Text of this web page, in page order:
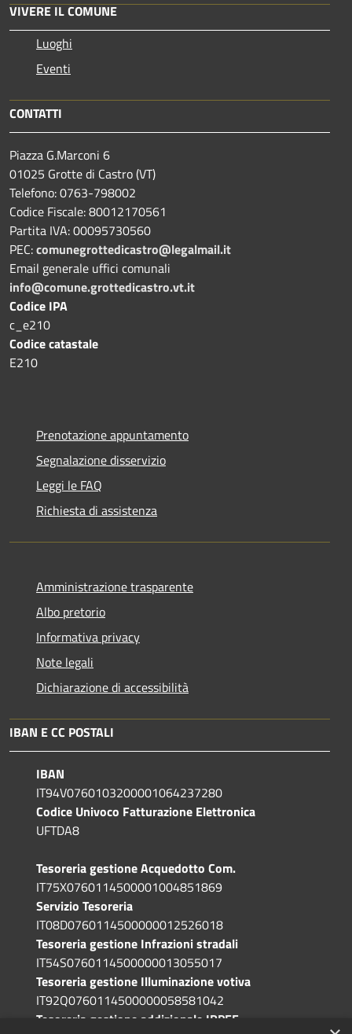
VIVERE IL COMUNE
Luoghi
Eventi
CONTATTI
Piazza G.Marconi 6
01025 Grotte di Castro (VT)
Telefono: 0763-798002
Codice Fiscale: 80012170561
Partita IVA: 00095730560
PEC:comunegrottedicastro@legalmail.it
Email generale uffici comunali
info@comune.grottedicastro.vt.it
Codice IPA
c_e210
Codice catastale
E210
Prenotazione appuntamento
Segnalazione disservizio
Leggi le FAQ
Richiesta di assistenza
Amministrazione trasparente
Albo pretorio
Informativa privacy
Note legali
Dichiarazione di accessibilità
IBAN E CC POSTALI
IBAN
IT94V0760103200001064237280
Codice Univoco Fatturazione Elettronica
UFTDA8
Tesoreria gestione Acquedotto Com.
IT75X0760114500001004851869
Servizio Tesoreria
IT08D0760114500000012526018
Tesoreria gestione Infrazioni stradali
IT54S0760114500000013055017
Tesoreria gestione Illuminazione votiva
IT92Q0760114500000058581042
Tesoreria gestione addizionale IRPEF